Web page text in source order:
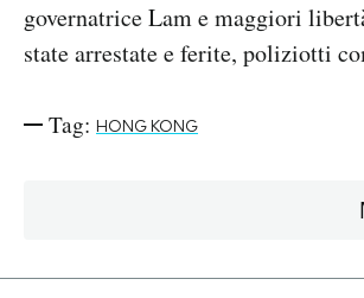
governatrice Lam e maggiori
state arrestate e ferite, poliziotti
Tag: HONG KONG